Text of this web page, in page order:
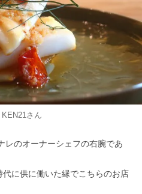
KEN21さん
レのオーナーシェフの右腕であ
に供に働いた縁でこちらのお店